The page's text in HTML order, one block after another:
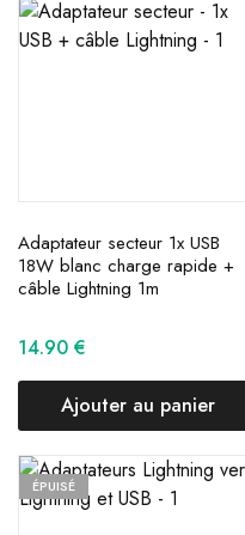
Adaptateur secteur 1x USB
18W blanc charge rapide +
câble Lightning 1m
14.90 €
Ajouter au panier
ÉPUISÉ